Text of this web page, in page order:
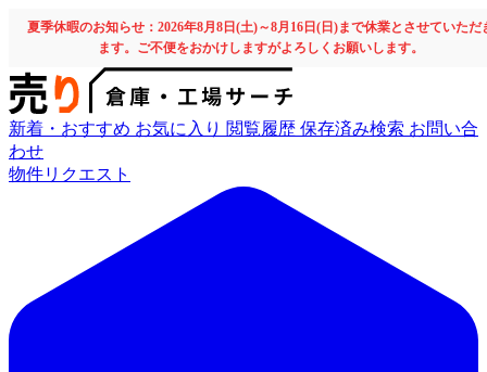
夏季休暇のお知らせ：2026年8月8日(土)～8月16日(日)まで休業とさせていただ
ます。ご不便をおかけしますがよろしくお願いします。
新着・おすすめ お気に入り 閲覧履歴 保存済み検索 お問い合
わせ
物件リクエスト